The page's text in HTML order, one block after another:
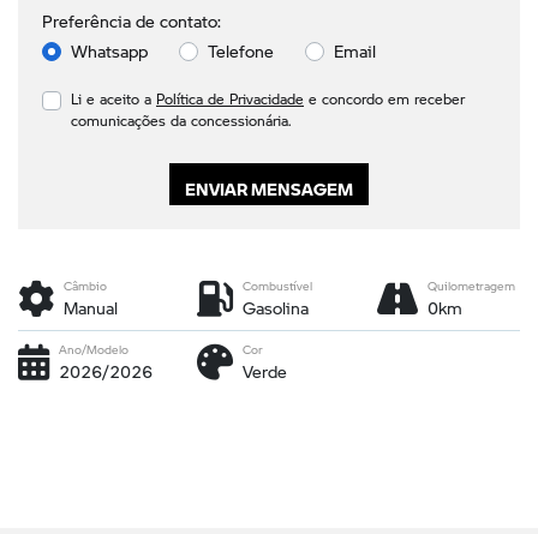
Preferência de contato:
Whatsapp
Telefone Email
Li e aceito a Política de Privacidade e concordo em receber
comunicações da concessionária.
ENVIAR MENSAGEM
Câmbio
Manual
Combustível
Gasolina
Quilometragem
0km
Ano/Modelo
2026/2026
Cor
Verde